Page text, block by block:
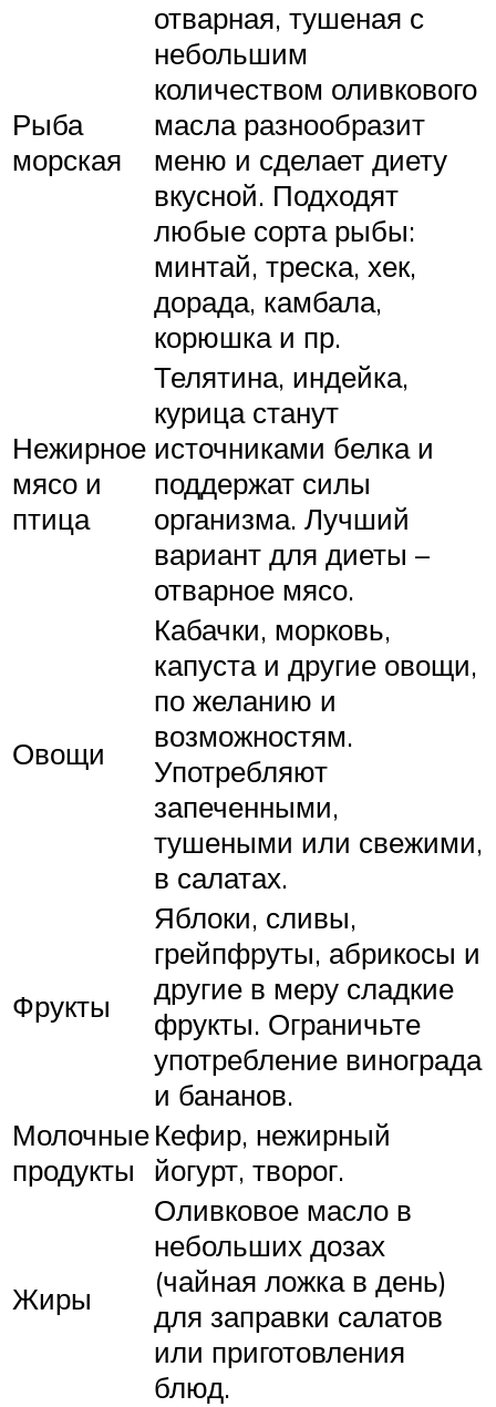
Рыба
морская
отварная, тушеная с
небольшим
количеством оливкового
масла разнообразит
меню и сделает диету
вкусной. Подходят
любые сорта рыбы:
минтай, треска, хек,
дорада, камбала,
корюшка и пр.
Нежирное
мясо и
птица
Телятина, индейка,
курица станут
источниками белка и
поддержат силы
организма. Лучший
вариант для диеты –
отварное мясо.
Овощи
Кабачки, морковь,
капуста и другие овощи,
по желанию и
возможностям.
Употребляют
запеченными,
тушеными или свежими,
в салатах.
Фрукты
Яблоки, сливы,
грейпфруты, абрикосы и
другие в меру сладкие
фрукты. Ограничьте
употребление винограда
и бананов.
Молочные
продукты
Кефир, нежирный
йогурт, творог.
Жиры
Оливковое масло в
небольших дозах
(чайная ложка в день)
для заправки салатов
или приготовления
блюд.